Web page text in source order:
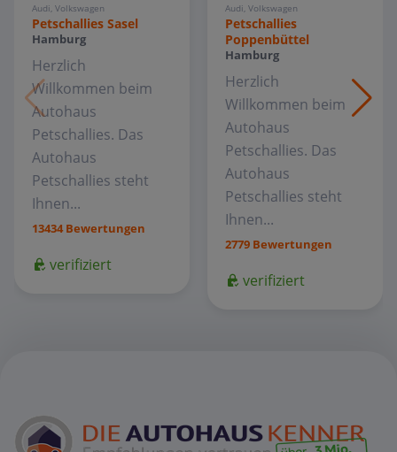
Audi, Volkswagen
Petschallies Sasel
Hamburg
Herzlich
Willkommen beim
Autohaus
Petschallies. Das
Autohaus
Petschallies steht
Ihnen...
13434 Bewertungen
verifiziert
Audi, Volkswagen
Petschallies
Poppenbüttel
Hamburg
Herzlich
Willkommen beim
Autohaus
Petschallies. Das
Autohaus
Petschallies steht
Ihnen...
2779 Bewertungen
verifiziert